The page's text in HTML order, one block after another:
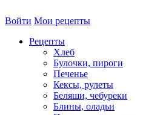
Войти Мои рецепты
Рецепты
Хлеб
Булочки, пироги
Печенье
Кексы, рулеты
Беляши, чебуреки
Блины, оладьи